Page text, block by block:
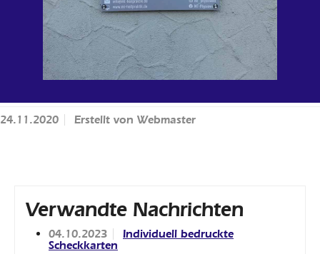
24.11.2020 Erstellt von Webmaster
Verwandte Nachrichten
04.10.2023
Individuell bedruckte
Scheckkarten